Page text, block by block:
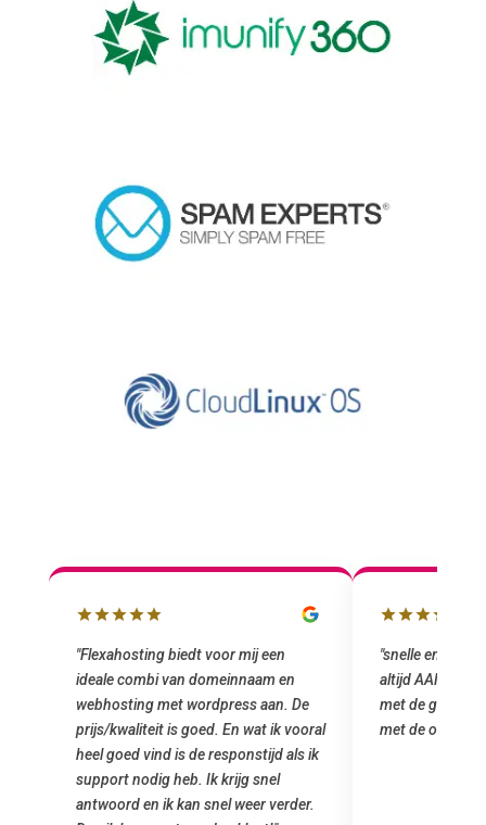
"snelle en vriendelijke service. staat
altijd AAN (: fijne prijzen vergeleken
met de grote jongens en dus nu al blij
met de overstap!"
"Top service. Ik
het installeren
was meteen
gemaakt. Top